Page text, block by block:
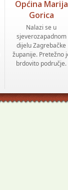
Općina Marija
Gorica
Nalazi se u
sjeverozapadnom
dijelu Zagrebačke
županije. Pretežno
brdovito područje.